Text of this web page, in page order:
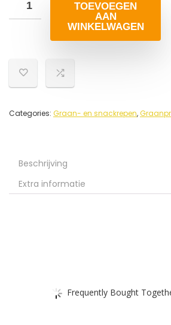
TOEVOEGEN
AAN
WINKELWAGEN
Categories: Graan- en snackrepen,
Beschrijving
Extra informatie
Frequently Bought